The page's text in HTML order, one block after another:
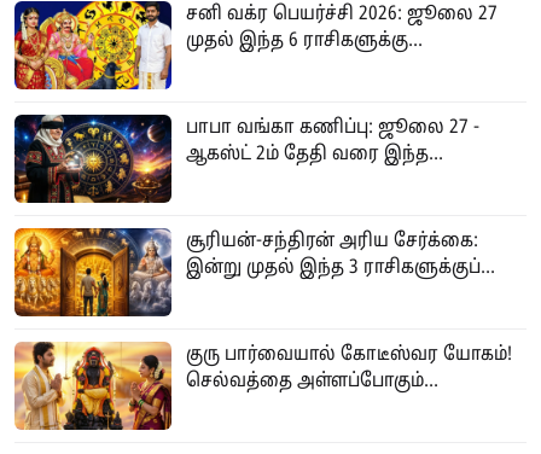
சனி வக்ர பெயர்ச்சி 2026: ஜூலை 27
முதல் இந்த 6 ராசிகளுக்கு...
பாபா வங்கா கணிப்பு: ஜூலை 27 -
ஆகஸ்ட் 2ம் தேதி வரை இந்த...
சூரியன்-சந்திரன் அரிய சேர்க்கை:
இன்று முதல் இந்த 3 ராசிகளுக்குப்...
குரு பார்வையால் கோடீஸ்வர யோகம்!
செல்வத்தை அள்ளப்போகும்...